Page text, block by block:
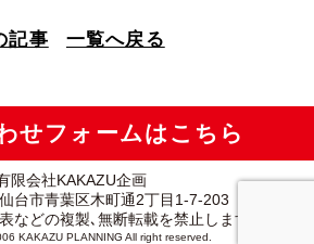
記事 一覧へ戻る
せフォームはこちら
限会社KAKAZU企画
台市青葉区木町通2丁目1-7-203
などの複製､無断転載を禁止します。
KAKAZU PLANNING All right reserved.